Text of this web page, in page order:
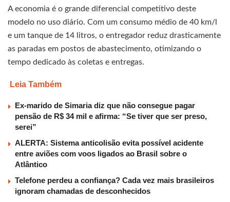
A economia é o grande diferencial competitivo deste
modelo no uso diário. Com um consumo médio de 40 km/l
e um tanque de 14 litros, o entregador reduz drasticamente
as paradas em postos de abastecimento, otimizando o
tempo dedicado às coletas e entregas.
Leia Também
Ex-marido de Simaria diz que não consegue pagar
pensão de R$ 34 mil e afirma: “Se tiver que ser preso,
serei”
ALERTA: Sistema anticolisão evita possível acidente
entre aviões com voos ligados ao Brasil sobre o
Atlântico
Telefone perdeu a confiança? Cada vez mais brasileiros
ignoram chamadas de desconhecidos